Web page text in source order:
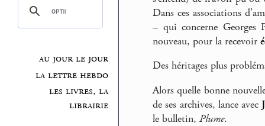
au jour le jour
la lettre hebdo
les livres, la
librairie
Dans ces associations
– qui concerne Georges
nouveau, pour la recevoir
Des héritages plus
Alors quelle bonne
de ses archives, lance avec
le bulletin, Plume.